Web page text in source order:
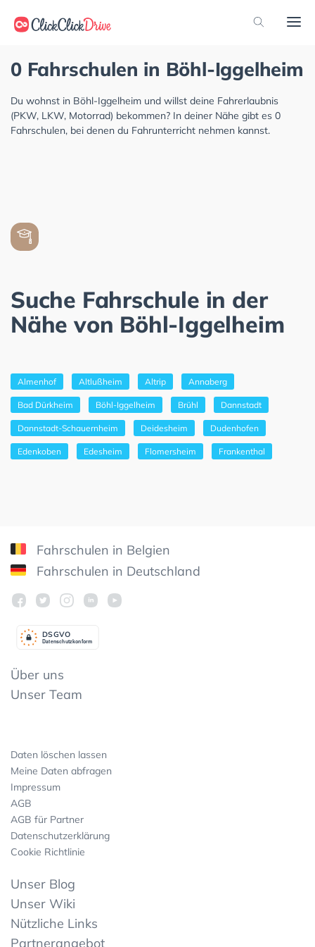
0 Fahrschulen in Böhl-Iggelheim
Du wohnst in Böhl-Iggelheim und willst deine Fahrerlaubnis
(PKW, LKW, Motorrad) bekommen? In deiner Nähe gibt es 0
Fahrschulen, bei denen du Fahrunterricht nehmen kannst.
Suche Fahrschule in der
Nähe von Böhl-Iggelheim
Almenhof Altlußheim Altrip Annaberg
Bad Dürkheim Böhl-Iggelheim Brühl Dannstadt
Dannstadt-Schauernheim Deidesheim Dudenhofen
Edenkoben Edesheim Flomersheim Frankenthal
Fahrschulen in Belgien
Fahrschulen in Deutschland
Datenschutzkonform
DSGVO
Über uns
Unser Team
Daten löschen lassen
Meine Daten abfragen
Impressum
AGB
AGB für Partner
Datenschutzerklärung
Cookie Richtlinie
Unser Blog
Unser Wiki
Nützliche Links
Partnerangebot